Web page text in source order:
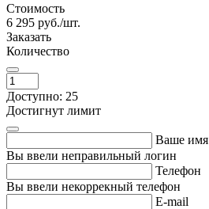
Стоимость
6 295 руб./шт.
Заказать
Количество
Доступно: 25
Достигнут лимит
Ваше имя
Вы ввели неправильный логин
Телефон
Вы ввели некоррекный телефон
E-mail